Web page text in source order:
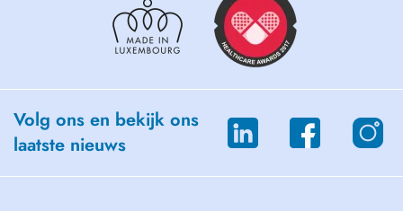
Volg ons en bekijk ons
laatste nieuws